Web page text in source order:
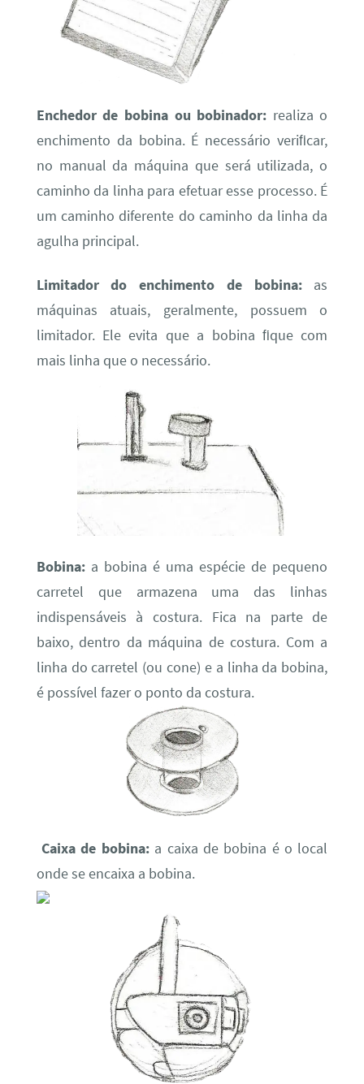
Enchedor de bobina ou bobinador: realiza o
enchimento da bobina. É necessário veriﬁcar,
no manual da máquina que será utilizada, o
caminho da linha para efetuar esse processo. É
um caminho diferente do caminho da linha da
agulha principal.
Limitador do enchimento de bobina:as
máquinas atuais, geralmente, possuem o
limitador. Ele evita que a bobina ﬁque com
mais linha que o necessário.
Bobina:a bobina é uma espécie de pequeno
carretel que armazena uma das linhas
indispensáveis à costura. Fica na parte de
baixo, dentro da máquina de costura. Com a
linha do carretel (ou cone) e a linha da bobina,
é possível fazer o ponto da costura.
Caixa de bobina:a caixa de bobina é o local
onde se encaixa a bobina.